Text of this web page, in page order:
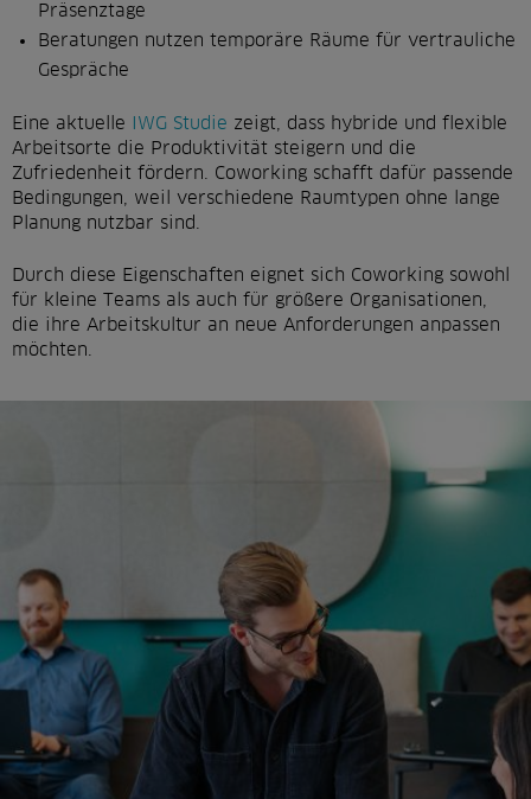
Präsenztage
Beratungen nutzen temporäre Räume für vertrauliche
Gespräche
Eine aktuelle IWG Studie zeigt, dass hybride und flexible
Arbeitsorte die Produktivität steigern und die
Zufriedenheit fördern. Coworking schafft dafür passende
Bedingungen, weil verschiedene Raumtypen ohne lange
Planung nutzbar sind.
Durch diese Eigenschaften eignet sich Coworking sowohl
für kleine Teams als auch für größere Organisationen,
die ihre Arbeitskultur an neue Anforderungen anpassen
möchten.